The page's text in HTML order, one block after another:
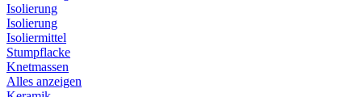
Isolierung
Isolierung
Isoliermittel
Stumpflacke
Knetmassen
Alles anzeigen